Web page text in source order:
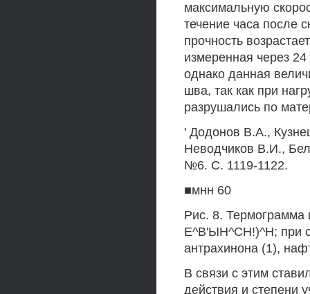
максимальную
течение часа после
прочность
измеренная через
однако данная
шва, так как при
разрушались по
' Додонов В.А.,
Неводчиков В.И.,
№6. С. 1119-1122.
■мнн 60
Рис. 8. Термограмма
Е^В'ЫН^СН!)^Н; при
антрахинона (1),
В связи с этим
действия и степени